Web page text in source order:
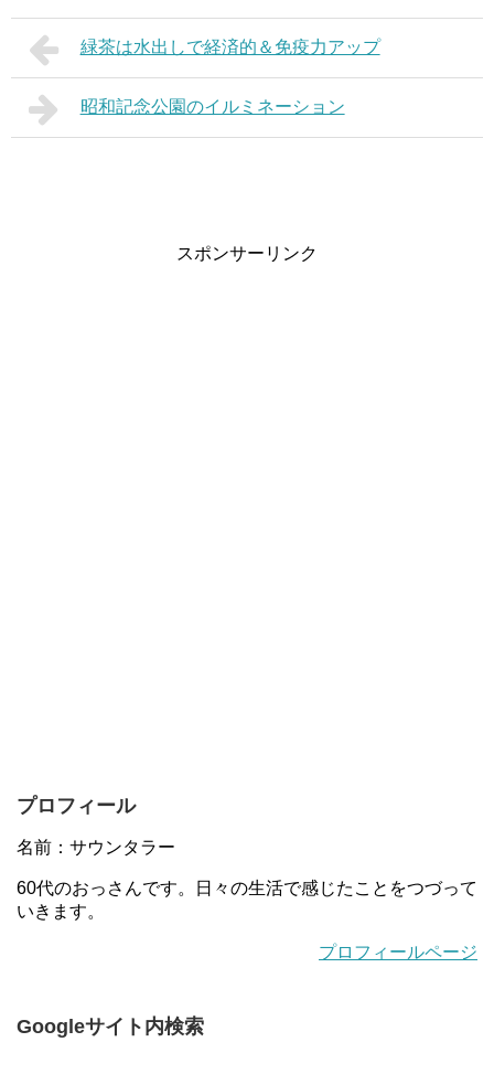
緑茶は水出しで経済的＆免疫力アップ
昭和記念公園のイルミネーション
スポンサーリンク
プロフィール
名前：サウンタラー
60代のおっさんです。日々の生活で感じたことをつづって
いきます。
プロフィールページ
Googleサイト内検索